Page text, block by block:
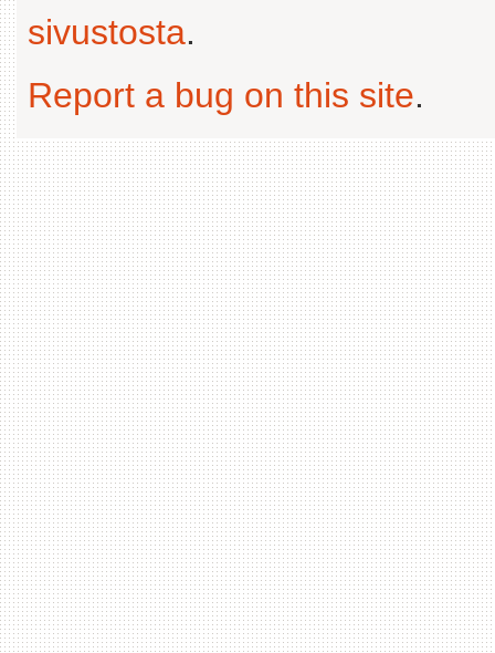
sivustosta.
Report a bug on this site.